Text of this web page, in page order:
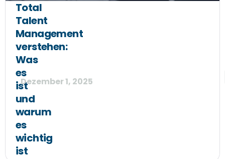
Total
Talent
Management
verstehen:
Was
es
ist
und
warum
es
wichtig
ist
Dezember 1, 2025